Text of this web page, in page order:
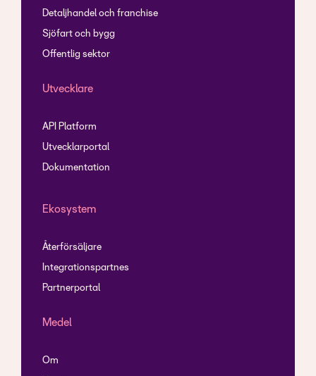
Detaljhandel och franchise
Sjöfart och bygg
Offentlig sektor
Utvecklare
API Platform
Utvecklarportal
Dokumentation
Ekosystem
Återförsäljare
Integrationspartnes
Partnerportal
Medel
Om